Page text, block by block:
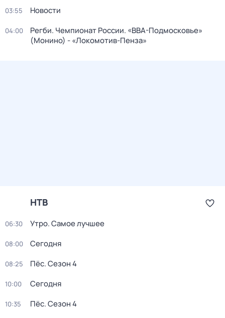
03:55 Новости
04:00
Регби. Чемпионат России. «ВВА-Подмосковье»
(Монино) - «Локомотив-Пенза»
НТВ
06:30 Утро. Самое лучшее
08:00 Сегодня
08:25 Пёс. Сезон 4
10:00 Сегодня
10:35 Пёс. Сезон 4